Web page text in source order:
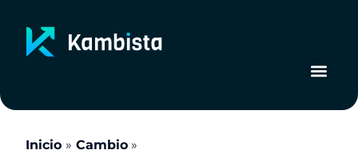
contenido
Inicio
Cambio